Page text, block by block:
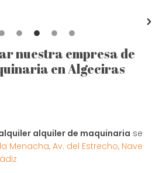
nuestra empresa de
en Algeciras
alquiler de maquinaria se
Menacha, Av. del Estrecho, Nave